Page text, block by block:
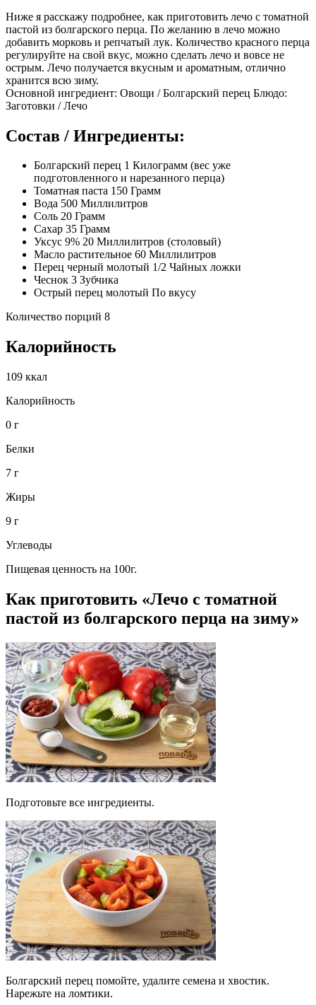
Ниже я расскажу подробнее, как приготовить лечо с томатной
пастой из болгарского перца. По желанию в лечо можно
добавить морковь и репчатый лук. Количество красного перца
регулируйте на свой вкус, можно сделать лечо и вовсе не
острым. Лечо получается вкусным и ароматным, отлично
хранится всю зиму.
Основной ингредиент: Овощи / Болгарский перец Блюдо:
Заготовки / Лечо
Состав / Ингредиенты:
Болгарский перец 1 Килограмм (вес уже
подготовленного и нарезанного перца)
Томатная паста 150 Грамм
Вода 500 Миллилитров
Соль 20 Грамм
Сахар 35 Грамм
Уксус 9% 20 Миллилитров (столовый)
Масло растительное 60 Миллилитров
Перец черный молотый 1/2 Чайных ложки
Чеснок 3 Зубчика
Острый перец молотый По вкусу
Количество порций 8
Калорийность
109 ккал
Калорийность
0 г
Белки
7 г
Жиры
9 г
Углеводы
Пищевая ценность на 100г.
Как приготовить «Лечо с томатной
пастой из болгарского перца на зиму»
Подготовьте все ингредиенты.
Болгарский перец помойте, удалите семена и хвостик.
Нарежьте на ломтики.